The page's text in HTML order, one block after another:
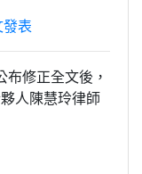
表
修正全文後，
人陳慧玲律師